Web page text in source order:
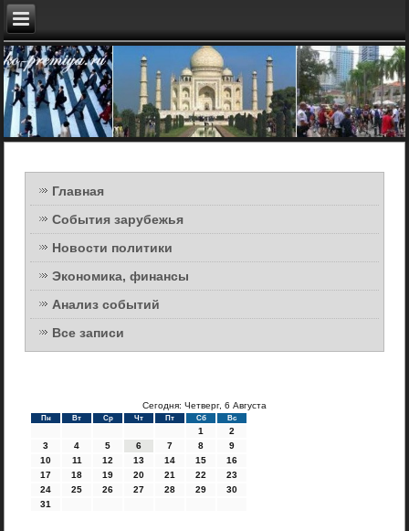
Главная
События зарубежья
Новости политики
Экономика, финансы
Анализ событий
Все записи
Сегодня: Четверг, 6 Августа
Пн Вт Ср Чт Пт Сб Вс
1
2
3
4 5 6 7 8
9
10
11 12 13 14 15
16
17
18 19 20 21 22
23
24
25 26 27 28 29
30
31